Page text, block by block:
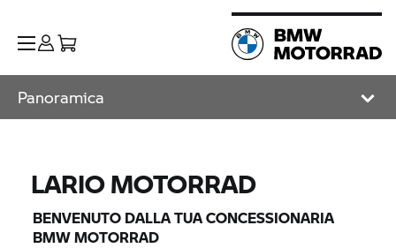
Panoramica
LARIO MOTORRAD
BENVENUTO DALLA TUA CONCESSIONARIA
BMW MOTORRAD